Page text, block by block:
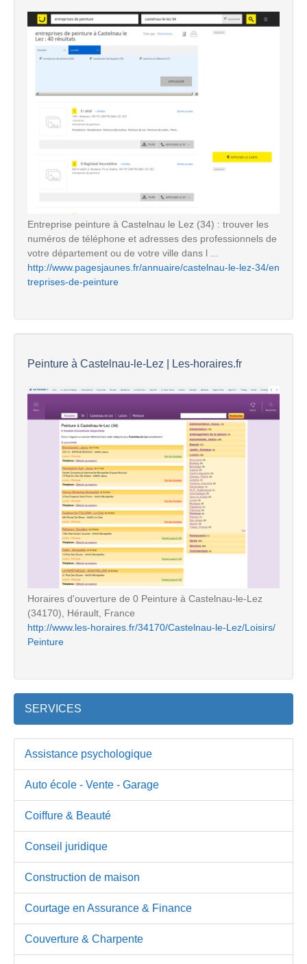
Entreprise peinture à Castelnau le Lez (34) : trouver les
numéros de téléphone et adresses des professionnels de
votre département ou de votre ville dans l ...
http://www.pagesjaunes.fr/annuaire/castelnau-le-lez-34/en
treprises-de-peinture
Peinture à Castelnau-le-Lez | Les-horaires.fr
Horaires d'ouverture de 0 Peinture à Castelnau-le-Lez
(34170), Hérault, France
http://www.les-horaires.fr/34170/Castelnau-le-Lez/Loisirs/
Peinture
SERVICES
Assistance psychologique
Auto école - Vente - Garage
Coiffure & Beauté
Conseil juridique
Construction de maison
Courtage en Assurance & Finance
Couverture & Charpente